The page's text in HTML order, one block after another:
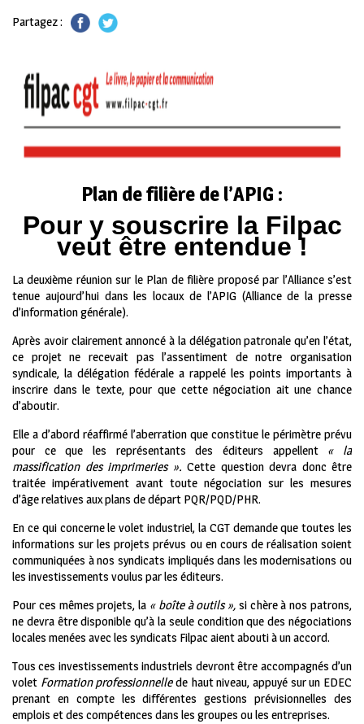
Partagez :
Plan de filière de l’APIG :
Pour y souscrire la Filpac
veut être entendue !
La deuxième réunion sur le Plan de filière proposé par l’Alliance s’est
tenue aujourd’hui dans les locaux de l’APIG (Alliance de la presse
d’information générale).
Après avoir clairement annoncé à la délégation patronale qu’en l’état,
ce projet ne recevait pas l’assentiment de notre organisation
syndicale, la délégation fédérale a rappelé les points importants à
inscrire dans le texte, pour que cette négociation ait une chance
d’aboutir.
Elle a d’abord réaffirmé l’aberration que constitue le périmètre prévu
pour ce que les représentants des éditeurs appellent « la
massification des imprimeries ». Cette question devra donc être
traitée impérativement avant toute négociation sur les mesures
d’âge relatives aux plans de départ PQR/PQD/PHR.
En ce qui concerne le volet industriel, la CGT demande que toutes les
informations sur les projets prévus ou en cours de réalisation soient
communiquées à nos syndicats impliqués dans les modernisations ou
les investissements voulus par les éditeurs.
Pour ces mêmes projets, la « boîte à outils », si chère à nos patrons,
ne devra être disponible qu’à la seule condition que des négociations
locales menées avec les syndicats Filpac aient abouti à un accord.
Tous ces investissements industriels devront être accompagnés d’un
volet Formation professionnellede haut niveau, appuyé sur un EDEC
prenant en compte les différentes gestions prévisionnelles des
emplois et des compétences dans les groupes ou les entreprises.